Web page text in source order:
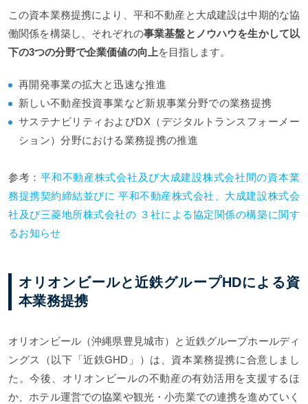
この資本業務提携により、平和不動産と大成建設は中期的な協
働関係を構築し、それぞれの事業基盤とノウハウを生かして以
下の3つの分野で企業価値の向上を目指します。
再開発事業の拡大と迅速な推進
新しい不動産投資事業など新規事業分野での業務提携
サステナビリティおよびDX（デジタルトランスフォーメー
ション）分野における業務提携の推進
参考：平和不動産株式会社及び大成建設株式会社間の資本業
務提携契約締結並びに 平和不動産株式会社、大成建設株式会
社及び三菱地所株式会社の ３社による協定関係の構築に関す
るお知らせ
オリオンビールと近鉄グループHDによる資
本業務提携
オリオンビール（沖縄県豊見城市）と近鉄グループホールディ
ングス（以下「近鉄GHD」）は、資本業務提携に合意しまし
た。今後、オリオンビールの不動産の有効活用を支援するほ
か、ホテル運営での協業や観光・小売業での連携を進めていく